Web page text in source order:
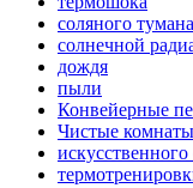
соляного тумана
солнечной
дождя
пыли
Конвейерные
Чистые комнаты